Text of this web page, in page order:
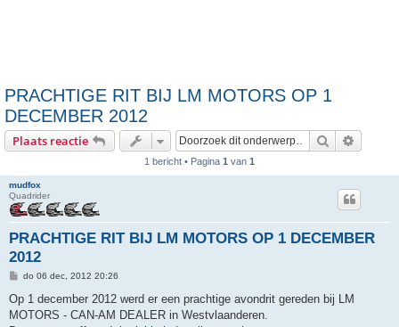
PRACHTIGE RIT BIJ LM MOTORS OP 1
DECEMBER 2012
Plaats reactie Zoek
1 bericht • Pagina 1 van 1
mudfox
Quadrider
PRACHTIGE RIT BIJ LM MOTORS OP 1 DECEMBER
2012
B
r
i
c
do 06 dec, 2012 20:26
Op 1 december 2012 werd er een prachtige avondrit gereden bij LM
MOTORS - CAN-AM DEALER in Westvlaanderen.